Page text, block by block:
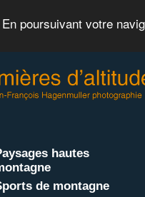
poursuivant votre
hautes
de montagne